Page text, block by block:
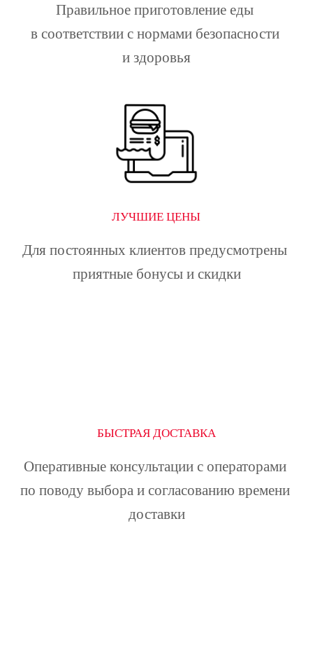
Правильное приготовление еды
в соответствии с нормами безопасности
и здоровья
ЛУЧШИЕ ЦЕНЫ
Для постоянных клиентов предусмотрены
приятные бонусы и скидки
БЫСТРАЯ ДОСТАВКА
Оперативные консультации с операторами
по поводу выбора и согласованию времени
доставки